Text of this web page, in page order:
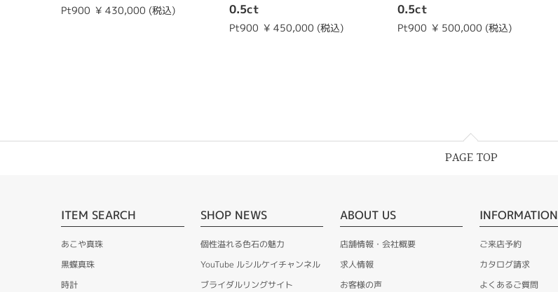
Pt900 ¥ 430,000 (税込)
0.5ct
Pt900 ¥ 450,000 (税込)
0.5ct
Pt900 ¥ 500,000 (税込)
PAGE TOP
ITEM SEARCH
あこや真珠
黒蝶真珠
時計
SHOP NEWS
個性溢れる色石の魅力
YouTube ルシルケイチャンネル
ブライダルリングサイト
ABOUT US
店舗情報・会社概要
求人情報
お客様の声
INFORMATION
ご来店予約
カタログ請求
よくあるご質問